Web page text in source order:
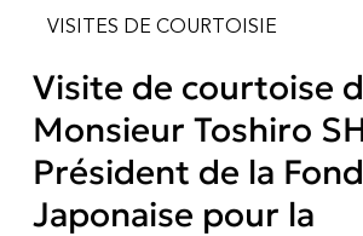
VISITES DE COURTOISIE
Visite de courtoise
Monsieur Toshiro
Président de la
Japonaise pour la